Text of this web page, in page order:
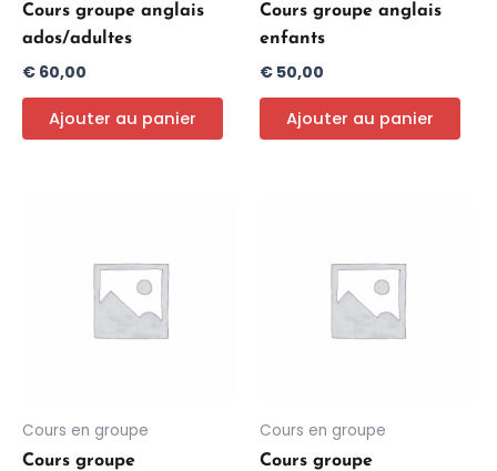
Cours groupe anglais
ados/adultes
€ 60,00
Ajouter au panier
Cours groupe anglais
enfants
€ 50,00
Ajouter au panier
Cours en groupe
Cours groupe
Cours en groupe
Cours groupe